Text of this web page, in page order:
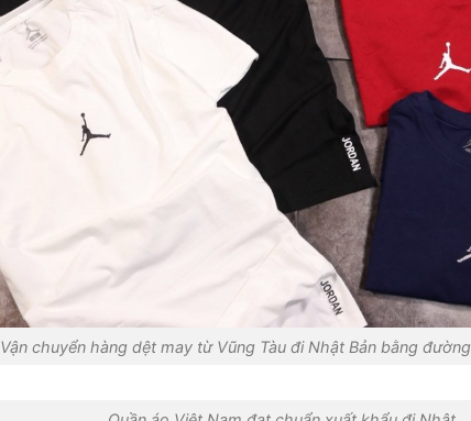
Vận chuyển hàng dệt may từ Vũng Tàu đi Nhật Bản bằng